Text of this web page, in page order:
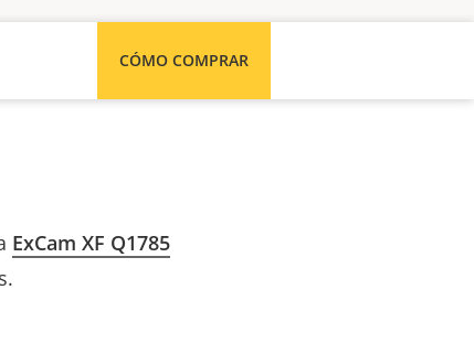
CÓMO COMPRAR
ExCam XF Q1785